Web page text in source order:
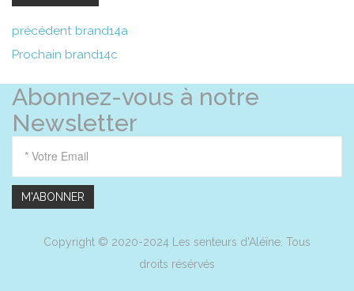
Navigation
de
l’article
Post
précédent
précédent brand14a
Prochain
Prochain brand14c
Abonnez-vous à notre
Newsletter
Copyright © 2020-2024 Les senteurs d'Aléïne. Tous
droits résérvés